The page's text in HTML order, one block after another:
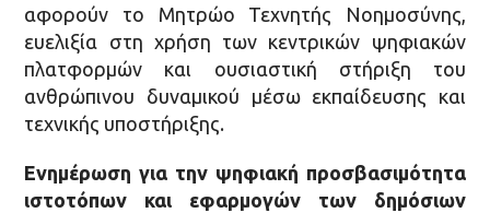
αφορούν το Μητρώο Τεχνητής Νοημοσύνης,
ευελιξία στη χρήση των κεντρικών ψηφιακών
πλατφορμών και ουσιαστική στήριξη του
ανθρώπινου δυναμικού μέσω εκπαίδευσης και
τεχνικής υποστήριξης.
Ενημέρωση για την ψηφιακή προσβασιμότητα
ιστοτόπων και εφαρμογών των δημόσιων